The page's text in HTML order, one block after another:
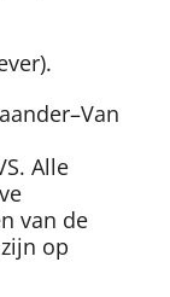
Alle
van de
op